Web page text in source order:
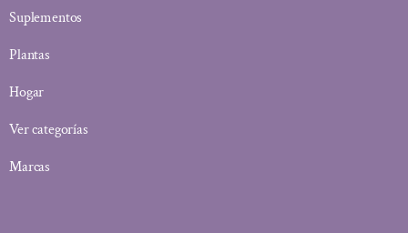
Suplementos
Plantas
Hogar
Ver categorías
Marcas